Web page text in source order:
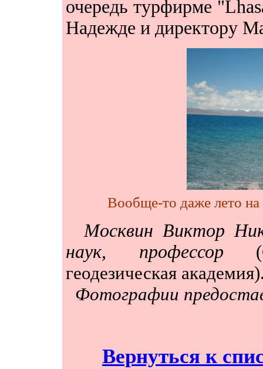
очередь турфирме
Надежде и директору
Вообще-то даже лето на
Москвин Виктор
наук, профессор
геодезическая
Фотографии
Вернуться к